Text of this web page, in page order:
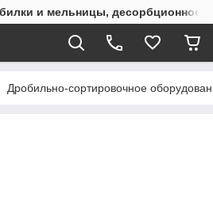
и мельницы, десорбционное
Дробильно-сортировочное